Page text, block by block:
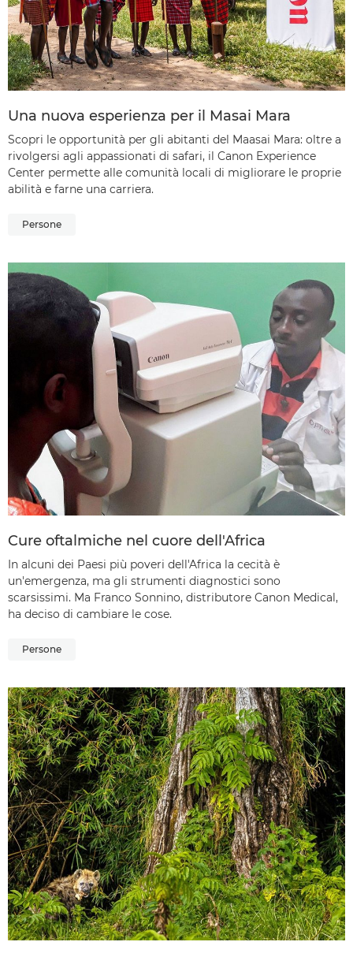
Una nuova esperienza per il Masai Mara
Scopri le opportunità per gli abitanti del Maasai Mara: oltre a
rivolgersi agli appassionati di safari, il Canon Experience
Center permette alle comunità locali di migliorare le proprie
abilità e farne una carriera.
Persone
Cure oftalmiche nel cuore dell'Africa
In alcuni dei Paesi più poveri dell'Africa la cecità è
un'emergenza, ma gli strumenti diagnostici sono
scarsissimi. Ma Franco Sonnino, distributore Canon Medical,
ha deciso di cambiare le cose.
Persone